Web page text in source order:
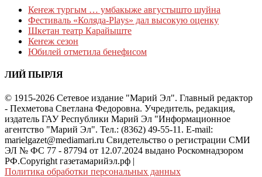
Кеҥеж тургым … умбакыже августышто шуйна
Фестиваль «Коляда-Plays» дал высокую оценку
Шкетан театр Карайыште
Кеҥеж сезон
Юбилей отметила бенефисом
ЛИЙ ПЫРЛЯ
© 1915-2026 Сетевое издание "Марий Эл". Главный редактор
- Пехметова Светлана Федоровна. Учредитель, редакция,
издатель ГАУ Республики Марий Эл "Информационное
агентство "Марий Эл". Тел.: (8362) 49-55-11. E-mail:
marielgazet@mediamari.ru Свидетельство о регистрации СМИ
ЭЛ № ФС 77 - 87794 от 12.07.2024 выдано Роскомнадзором
РФ.Copyright газетамарийэл.рф |
Политика обработки персональных данных